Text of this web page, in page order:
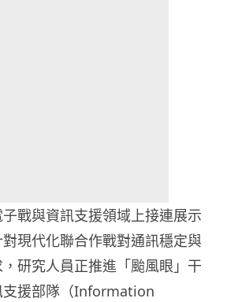
戰與資訊支援領域上接連展示
現代化聯合作戰對通訊穩定與
研究人員正推進「颱風眼」干
支援部隊（Information